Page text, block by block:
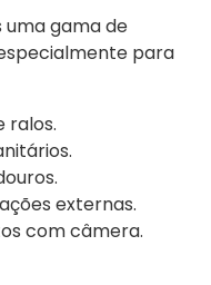
gama de
para
ralos.
externas.
com câmera.